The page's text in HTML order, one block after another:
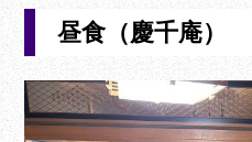
昼食（慶千庵）